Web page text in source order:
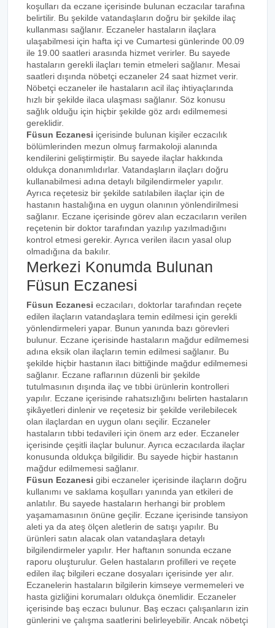
koşulları da eczane içerisinde bulunan eczacılar tarafına
belirtilir. Bu şekilde vatandaşların doğru bir şekilde ilaç
kullanması sağlanır. Eczaneler hastaların ilaçlara
ulaşabilmesi için hafta içi ve Cumartesi günlerinde 00.09
ile 19.00 saatleri arasında hizmet verirler. Bu sayede
hastaların gerekli ilaçları temin etmeleri sağlanır. Mesai
saatleri dışında nöbetçi eczaneler 24 saat hizmet verir.
Nöbetçi eczaneler ile hastaların acil ilaç ihtiyaçlarında
hızlı bir şekilde ilaca ulaşması sağlanır. Söz konusu
sağlık olduğu için hiçbir şekilde göz ardı edilmemesi
gereklidir.
Füsun Eczanesi içerisinde bulunan kişiler eczacılık
bölümlerinden mezun olmuş farmakoloji alanında
kendilerini geliştirmiştir. Bu sayede ilaçlar hakkında
oldukça donanımlıdırlar. Vatandaşların ilaçları doğru
kullanabilmesi adına detaylı bilgilendirmeler yapılır.
Ayrıca reçetesiz bir şekilde satılabilen ilaçlar için de
hastanın hastalığına en uygun olanının yönlendirilmesi
sağlanır. Eczane içerisinde görev alan eczacıların verilen
reçetenin bir doktor tarafından yazılıp yazılmadığını
kontrol etmesi gerekir. Ayrıca verilen ilacın yasal olup
olmadığına da bakılır.
Merkezi Konumda Bulunan
Füsun Eczanesi
Füsun Eczanesi eczacıları, doktorlar tarafından reçete
edilen ilaçların vatandaşlara temin edilmesi için gerekli
yönlendirmeleri yapar. Bunun yanında bazı görevleri
bulunur. Eczane içerisinde hastaların mağdur edilmemesi
adına eksik olan ilaçların temin edilmesi sağlanır. Bu
şekilde hiçbir hastanın ilacı bittiğinde mağdur edilmemesi
sağlanır. Eczane raflarının düzenli bir şekilde
tutulmasının dışında ilaç ve tıbbi ürünlerin kontrolleri
yapılır. Eczane içerisinde rahatsızlığını belirten hastaların
şikâyetleri dinlenir ve reçetesiz bir şekilde verilebilecek
olan ilaçlardan en uygun olanı seçilir. Eczaneler
hastaların tıbbi tedavileri için önem arz eder. Eczaneler
içerisinde çeşitli ilaçlar bulunur. Ayrıca eczacılarda ilaçlar
konusunda oldukça bilgilidir. Bu sayede hiçbir hastanın
mağdur edilmemesi sağlanır.
Füsun Eczanesi gibi eczaneler içerisinde ilaçların doğru
kullanımı ve saklama koşulları yanında yan etkileri de
anlatılır. Bu sayede hastaların herhangi bir problem
yaşamamasının önüne geçilir. Eczane içerisinde tansiyon
aleti ya da ateş ölçen aletlerin de satışı yapılır. Bu
ürünleri satın alacak olan vatandaşlara detaylı
bilgilendirmeler yapılır. Her haftanın sonunda eczane
raporu oluşturulur. Gelen hastaların profilleri ve reçete
edilen ilaç bilgileri eczane dosyaları içerisinde yer alır.
Eczanelerin hastaların bilgilerin kimseye vermemeleri ve
hasta gizliğini korumaları oldukça önemlidir. Eczaneler
içerisinde baş eczacı bulunur. Baş eczacı çalışanların izin
günlerini ve çalışma saatlerini belirleyebilir. Ancak nöbetçi